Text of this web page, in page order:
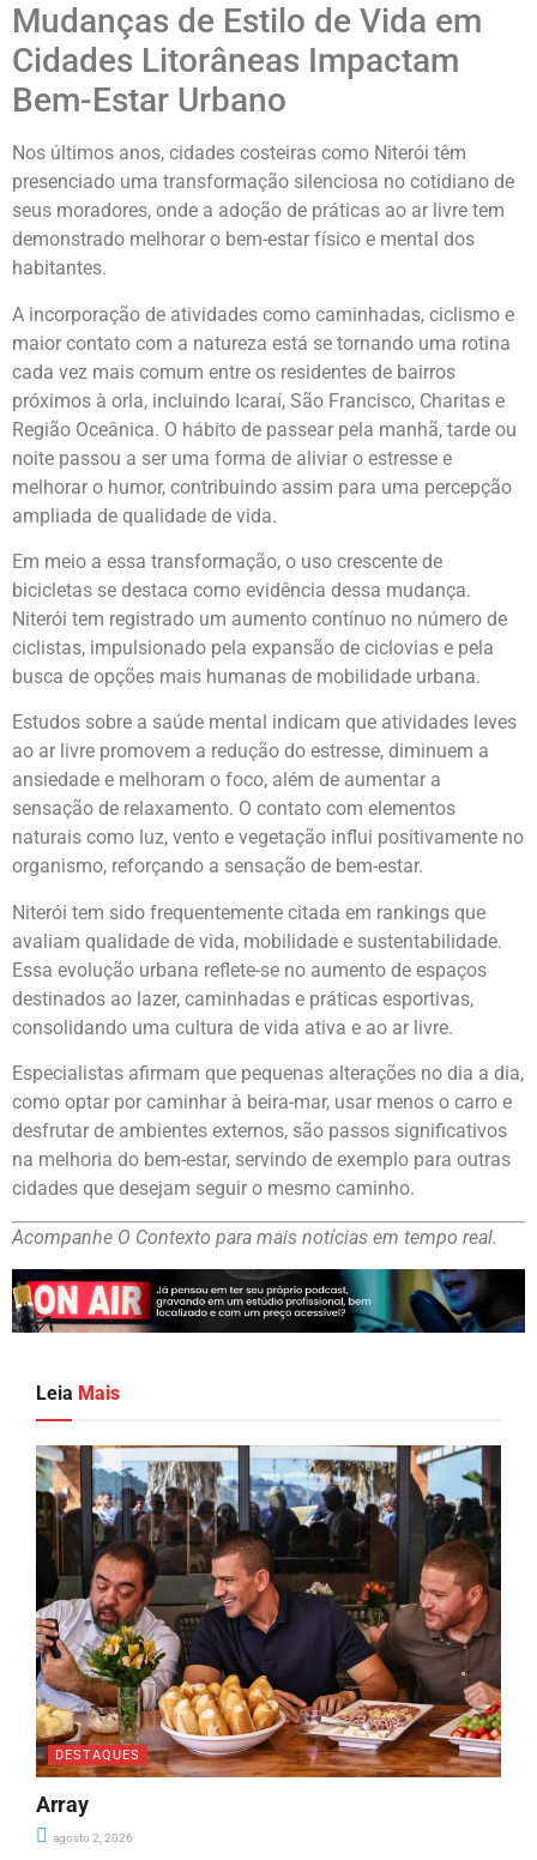
Mudanças de Estilo de Vida em
Cidades Litorâneas Impactam
Bem-Estar Urbano
Nos últimos anos, cidades costeiras como Niterói têm
presenciado uma transformação silenciosa no cotidiano de
seus moradores, onde a adoção de práticas ao ar livre tem
demonstrado melhorar o bem-estar físico e mental dos
habitantes.
A incorporação de atividades como caminhadas, ciclismo e
maior contato com a natureza está se tornando uma rotina
cada vez mais comum entre os residentes de bairros
próximos à orla, incluindo Icaraí, São Francisco, Charitas e
Região Oceânica. O hábito de passear pela manhã, tarde ou
noite passou a ser uma forma de aliviar o estresse e
melhorar o humor, contribuindo assim para uma percepção
ampliada de qualidade de vida.
Em meio a essa transformação, o uso crescente de
bicicletas se destaca como evidência dessa mudança.
Niterói tem registrado um aumento contínuo no número de
ciclistas, impulsionado pela expansão de ciclovias e pela
busca de opções mais humanas de mobilidade urbana.
Estudos sobre a saúde mental indicam que atividades leves
ao ar livre promovem a redução do estresse, diminuem a
ansiedade e melhoram o foco, além de aumentar a
sensação de relaxamento. O contato com elementos
naturais como luz, vento e vegetação influi positivamente no
organismo, reforçando a sensação de bem-estar.
Niterói tem sido frequentemente citada em rankings que
avaliam qualidade de vida, mobilidade e sustentabilidade.
Essa evolução urbana reflete-se no aumento de espaços
destinados ao lazer, caminhadas e práticas esportivas,
consolidando uma cultura de vida ativa e ao ar livre.
Especialistas afirmam que pequenas alterações no dia a dia,
como optar por caminhar à beira-mar, usar menos o carro e
desfrutar de ambientes externos, são passos significativos
na melhoria do bem-estar, servindo de exemplo para outras
cidades que desejam seguir o mesmo caminho.
Acompanhe O Contexto para mais notícias em tempo real.
Leia Mais
DESTAQUES
Array
agosto 2, 2026